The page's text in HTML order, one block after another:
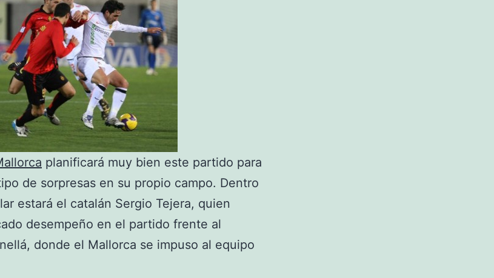
planificará muy bien este partido para
de sorpresas en su propio campo. Dentro
estará el catalán Sergio Tejera, quien
desempeño en el partido frente al
donde el Mallorca se impuso al equipo